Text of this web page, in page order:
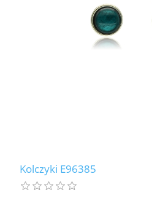
Kolczyki E96385